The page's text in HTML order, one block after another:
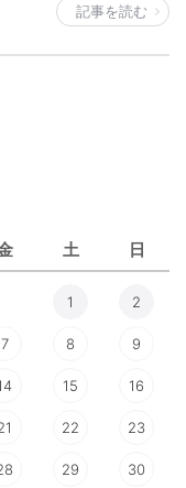
記事を読む
土 日
1 2
7 8 9
15 16
22 23
29 30